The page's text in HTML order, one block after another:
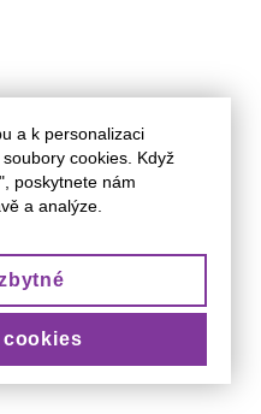
údajů
a k personalizaci
cookies. Když
poskytnete nám
a analýze.
cookies